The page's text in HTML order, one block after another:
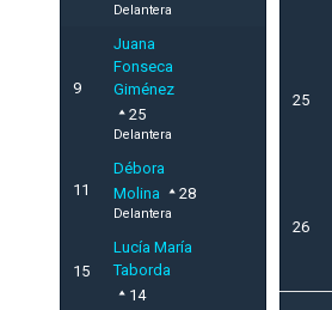
Delantera
9
Juana
Fonseca
Giménez
25
Delantera
11
Débora
Molina
28
Delantera
15
Lucía María
Taborda
14
25
26